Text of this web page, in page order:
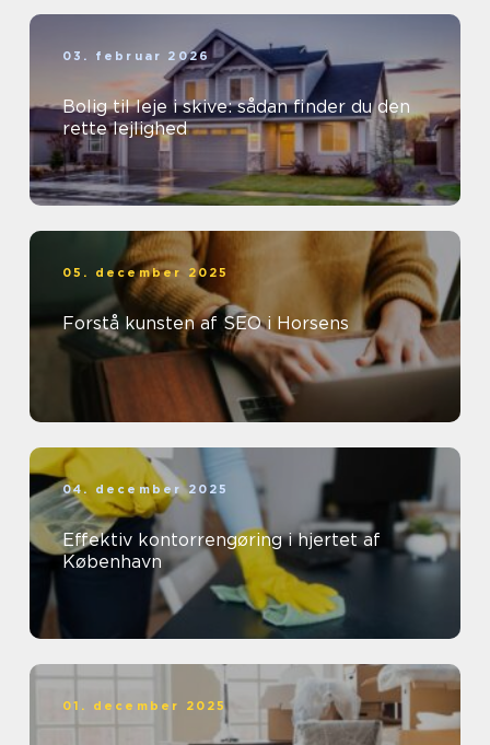
03. februar 2026
Bolig til leje i skive: sådan finder du den
rette lejlighed
05. december 2025
Forstå kunsten af SEO i Horsens
04. december 2025
Effektiv kontorrengøring i hjertet af
København
01. december 2025